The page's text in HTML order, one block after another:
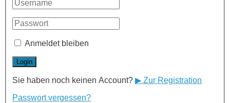
Anmeldet bleiben
Sie haben noch keinen Account? ▶ Zur Registration
Passwort vergessen?